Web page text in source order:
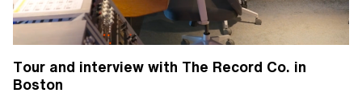
Tour and interview with The Record Co. in
Boston